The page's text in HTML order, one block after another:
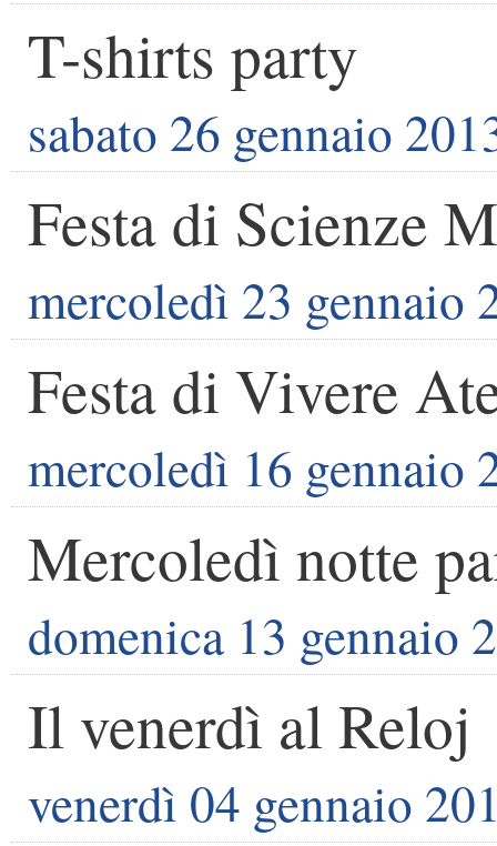
T-shirts party
sabato 26 gennaio
Festa di Scienze
mercoledì 23 gennaio
Festa di Vivere
mercoledì 16 gennaio
Mercoledì notte
domenica 13 gennaio
Il venerdì al Reloj
venerdì 04 gennaio